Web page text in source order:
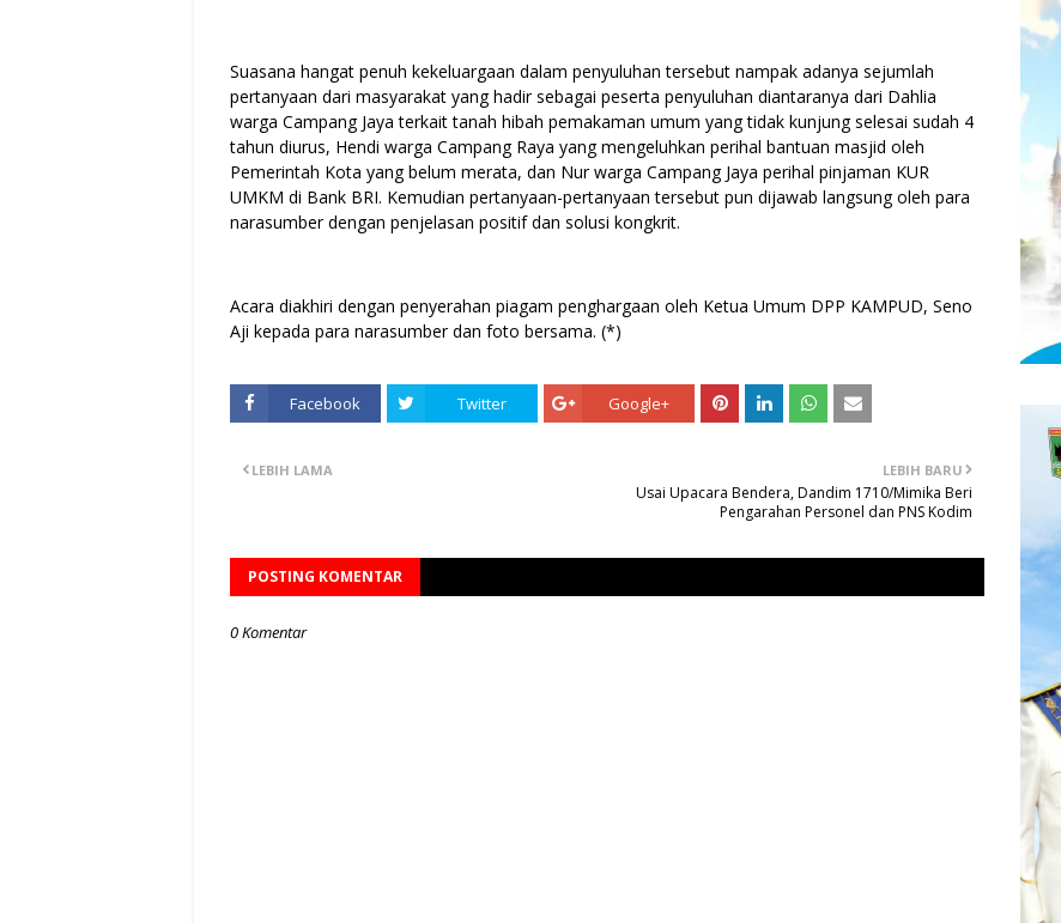
Suasana hangat penuh kekeluargaan dalam penyuluhan tersebut nampak adanya sejumlah
pertanyaan dari masyarakat yang hadir sebagai peserta penyuluhan diantaranya dari Dahlia
warga Campang Jaya terkait tanah hibah pemakaman umum yang tidak kunjung selesai sudah 4
tahun diurus, Hendi warga Campang Raya yang mengeluhkan perihal bantuan masjid oleh
Pemerintah Kota yang belum merata, dan Nur warga Campang Jaya perihal pinjaman KUR
UMKM di Bank BRI. Kemudian pertanyaan-pertanyaan tersebut pun dijawab langsung oleh para
narasumber dengan penjelasan positif dan solusi kongkrit.
Acara diakhiri dengan penyerahan piagam penghargaan oleh Ketua Umum DPP KAMPUD, Seno
Aji kepada para narasumber dan foto bersama. (*)
Facebook Twitter Google+
LEBIH BARU
Usai Upacara Bendera, Dandim 1710/Mimika Beri
Pengarahan Personel dan PNS Kodim
LEBIH LAMA
POSTING KOMENTAR
0 Komentar